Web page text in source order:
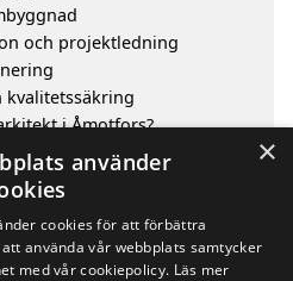
och projektledning
i Åmotfors?
i Åmotfors
i de omgivande städerna
×
använder
cookies för att förbättra
använda vår webbplats samtycker
med vår cookiepolicy. Läs mer